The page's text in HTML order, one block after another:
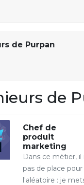
de Purpan
de
Chef de
produit
marketing
Dans ce métier, il
pas de place pour
l'aléatoire : je